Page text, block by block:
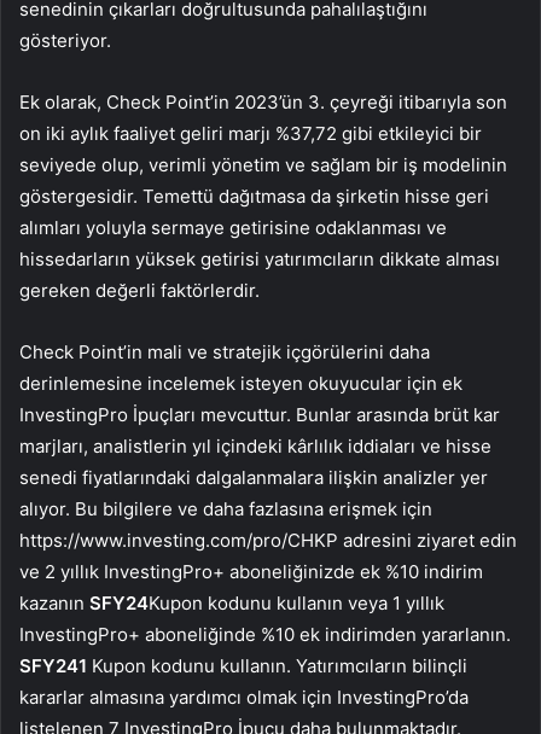
senedinin çıkarları doğrultusunda pahalılaştığını
gösteriyor.
Ek olarak, Check Point’in 2023’ün 3. çeyreği itibarıyla son
on iki aylık faaliyet geliri marjı %37,72 gibi etkileyici bir
seviyede olup, verimli yönetim ve sağlam bir iş modelinin
göstergesidir. Temettü dağıtmasa da şirketin hisse geri
alımları yoluyla sermaye getirisine odaklanması ve
hissedarların yüksek getirisi yatırımcıların dikkate alması
gereken değerli faktörlerdir.
Check Point’in mali ve stratejik içgörülerini daha
derinlemesine incelemek isteyen okuyucular için ek
InvestingPro İpuçları mevcuttur. Bunlar arasında brüt kar
marjları, analistlerin yıl içindeki kârlılık iddiaları ve hisse
senedi fiyatlarındaki dalgalanmalara ilişkin analizler yer
alıyor. Bu bilgilere ve daha fazlasına erişmek için
https://www.investing.com/pro/CHKP adresini ziyaret edin
ve 2 yıllık InvestingPro+ aboneliğinizde ek %10 indirim
kazanın SFY24Kupon kodunu kullanın veya 1 yıllık
InvestingPro+ aboneliğinde %10 ek indirimden yararlanın.
SFY241 Kupon kodunu kullanın. Yatırımcıların bilinçli
kararlar almasına yardımcı olmak için InvestingPro’da
listelenen 7 InvestingPro İpucu daha bulunmaktadır.